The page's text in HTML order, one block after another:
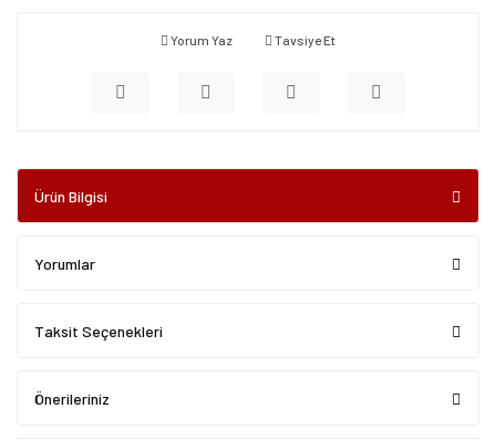
Yorum Yaz Tavsiye Et
Ürün Bilgisi
Yorumlar
Taksit Seçenekleri
Önerileriniz